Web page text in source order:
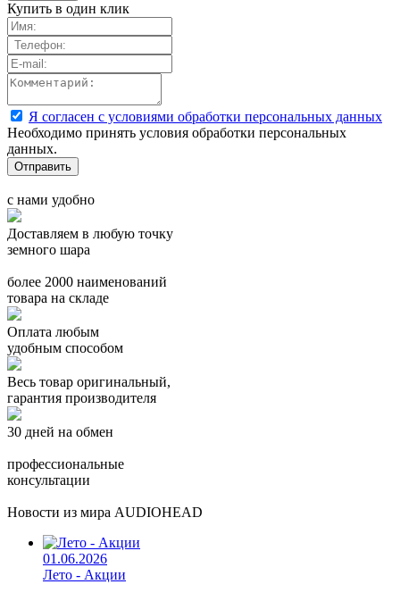
Купить в один клик
Я согласен с условиями обработки персональных данных
Необходимо принять условия обработки персональных
данных.
с нами удобно
Доставляем в любую точку
земного шара
более 2000 наименований
товара на складе
Оплата любым
удобным способом
Весь товар оригинальный,
гарантия производителя
30 дней на обмен
профессиональные
консультации
Новости из мира AUDIOHEAD
01.06.2026
Лето - Акции